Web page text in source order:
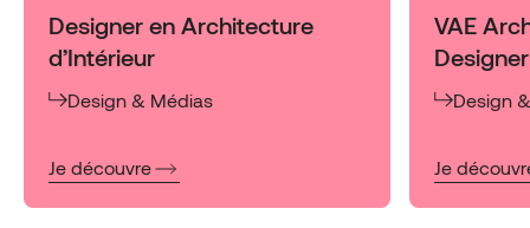
Designer en Architecture
d’Intérieur
Design & Médias
Je découvre
:
Designer
en
VAE
Design
Je
:
VAE
Architecte